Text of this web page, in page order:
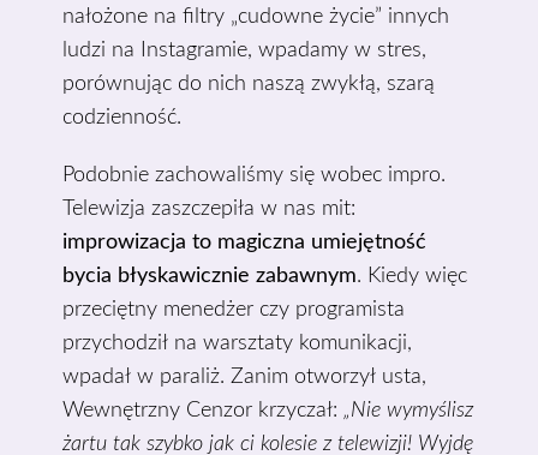
nałożone na filtry „cudowne życie” innych
ludzi na Instagramie, wpadamy w stres,
porównując do nich naszą zwykłą, szarą
codzienność.
Podobnie zachowaliśmy się wobec impro.
Telewizja zaszczepiła w nas mit:
improwizacja to magiczna umiejętność
bycia błyskawicznie zabawnym. Kiedy więc
przeciętny menedżer czy programista
przychodził na warsztaty komunikacji,
wpadał w paraliż. Zanim otworzył usta,
Wewnętrzny Cenzor krzyczał: „Nie wymyślisz
żartu tak szybko jak ci kolesie z telewizji! Wyjdę